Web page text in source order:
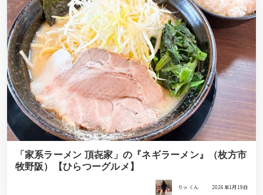
「家系ラーメン 頂㐂家」の『ネギラーメン』（枚方市
牧野阪）【ひらつーグルメ】
りっ くん 2026年1月19日